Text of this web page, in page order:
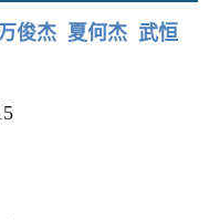
俊杰 夏何杰 武恒